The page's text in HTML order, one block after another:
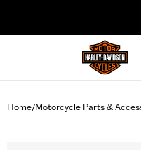
Home/Motorcycle Parts &